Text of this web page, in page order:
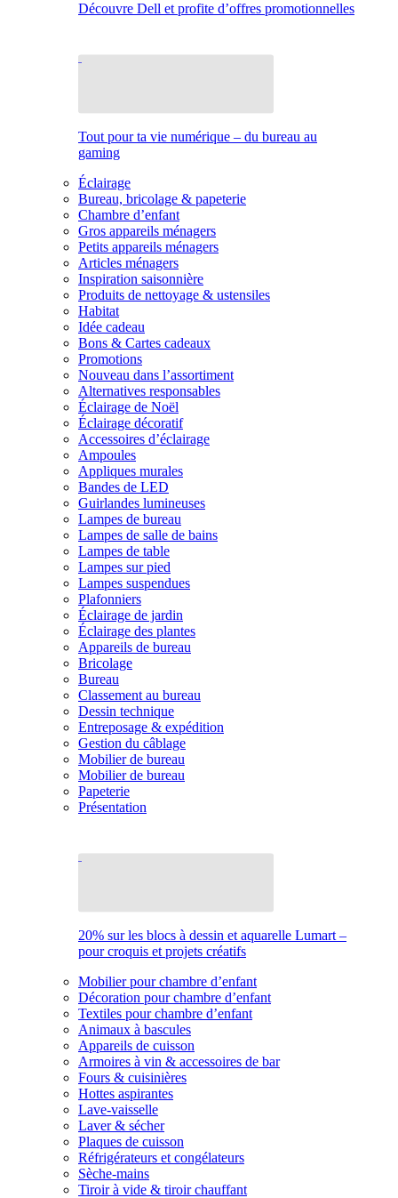
Découvre Dell et profite d’offres promotionnelles
Tout pour ta vie numérique – du bureau au
gaming
Éclairage
Bureau, bricolage & papeterie
Chambre d’enfant
Gros appareils ménagers
Petits appareils ménagers
Articles ménagers
Inspiration saisonnière
Produits de nettoyage & ustensiles
Habitat
Idée cadeau
Bons & Cartes cadeaux
Promotions
Nouveau dans l’assortiment
Alternatives responsables
Éclairage de Noël
Éclairage décoratif
Accessoires d’éclairage
Ampoules
Appliques murales
Bandes de LED
Guirlandes lumineuses
Lampes de bureau
Lampes de salle de bains
Lampes de table
Lampes sur pied
Lampes suspendues
Plafonniers
Éclairage de jardin
Éclairage des plantes
Appareils de bureau
Bricolage
Bureau
Classement au bureau
Dessin technique
Entreposage & expédition
Gestion du câblage
Mobilier de bureau
Mobilier de bureau
Papeterie
Présentation
20% sur les blocs à dessin et aquarelle Lumart –
pour croquis et projets créatifs
Mobilier pour chambre d’enfant
Décoration pour chambre d’enfant
Textiles pour chambre d’enfant
Animaux à bascules
Appareils de cuisson
Armoires à vin & accessoires de bar
Fours & cuisinières
Hottes aspirantes
Lave-vaisselle
Laver & sécher
Plaques de cuisson
Réfrigérateurs et congélateurs
Sèche-mains
Tiroir à vide & tiroir chauffant